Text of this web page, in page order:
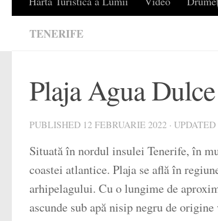
TENERIFE
Plaja Agua
PUBLISHED 12 FEBRUARIE 2022 · UPDATED
Situată în nordul insulei Tenerife, în
coastei atlantice. Plaja se află în
arhipelagului. Cu o lungime de
ascunde sub apă nisip negru de